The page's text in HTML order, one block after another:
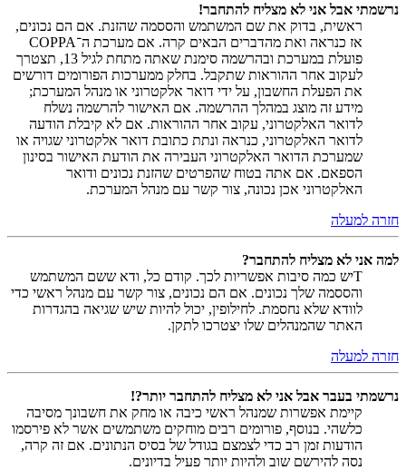
נרשמתי אבל אני לא מצליח להתחבר!
ראשית, בדוק את שם המשתמש והססמה שהזנת. אם הם נכונים,
אז כנראה ואת מהדברים הבאים קרה. אם מערכת ה־COPPA
פועלת במערכת ובהרשמה סימנת שאתה מתחת לגיל 13, תצטרך
לעקוב אחר ההוראות שתקבל. בחלק ממערכות הפורומים דורשים
את הפעלת החשבון, על ידי דואר אלקטרוני או מנהל המערכת;
מידע זה מוצג במהלך ההרשמה. אם האישור להרשמה נשלח
לדואר האלקטרוני, עקוב אחר ההוראות. אם לא קיבלת הודעה
לדואר האלקטרוני, כנראה ונתת כתובת דואר אלקטרוני שגויה או
שמערכת הדואר האלקטרוני העבירה את הודעת האישור בסינון
הספאם. אם אתה בטוח שהפרטים שהזנת נכונים ודואר
האלקטרוני אכן נכונה, צור קשר עם מנהל המערכת.
חזרה למעלה
למה אני לא מצליח להתחבר?
Tיש כמה סיבות אפשריות לכך. קודם כל, ודא ששם המשתמש
והססמה שלך נכונים. אם הם נכונים, צור קשר עם מנהל ראשי כדי
לוודא שלא נחסמת. לחילופין, יכול להיות שיש שגיאה בהגדרות
האתר שהמנהלים שלו יצטרכו לתקן.
חזרה למעלה
נרשמתי בעבר אבל אני לא מצליח להתחבר יותר?!
קיימת אפשרות שמנהל ראשי כיבה או מחק את חשבונך מסיבה
כלשהי. בנוסף, פורומים רבים מוחקים משתמשים אשר לא פירסמו
הודעות זמן רב כדי לצמצם בגודל של בסיס הנתונים. אם זה קרה,
נסה להירשם שוב ולהיות יותר פעיל בדיונים.